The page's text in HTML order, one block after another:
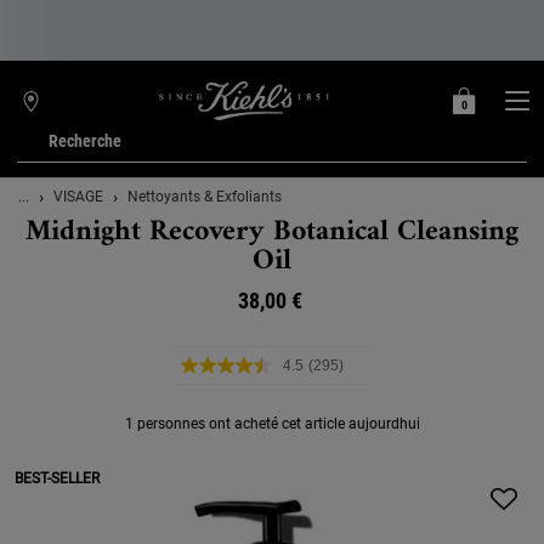
Recherche
TROUVER
BOUTIQUE
MON
0
0 PRODUIT
Main content
... VISAGE Nettoyants & Exfoliants
Midnight Recovery Botanical Cleansing
Oil
38,00 €
4.5 Lire
avis.
Lien
(295)
1 personnes ont acheté cet article aujourdhui
BEST-SELLER